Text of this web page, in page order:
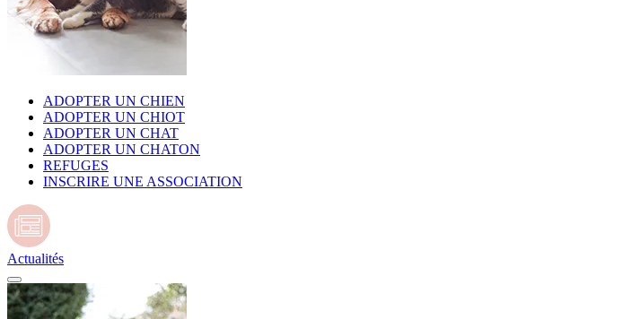
ADOPTER UN CHIEN
ADOPTER UN CHIOT
ADOPTER UN CHAT
ADOPTER UN CHATON
REFUGES
INSCRIRE UNE ASSOCIATION
Actualités